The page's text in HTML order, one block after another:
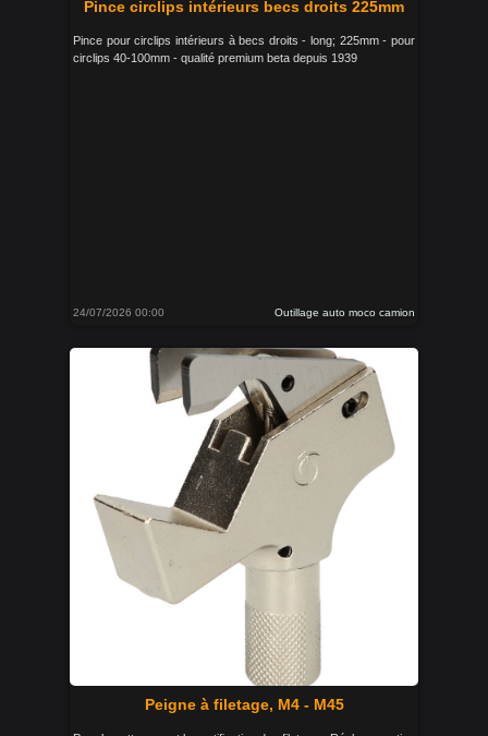
Pince circlips intérieurs becs droits 225mm
Pince pour circlips intérieurs à becs droits - long; 225mm - pour
circlips 40-100mm - qualité premium beta depuis 1939
24/07/2026 00:00 Outillage auto moco camion
Peigne à filetage, M4 - M45